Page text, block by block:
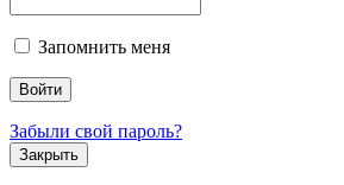
Запомнить меня
Забыли свой пароль?
Закрыть